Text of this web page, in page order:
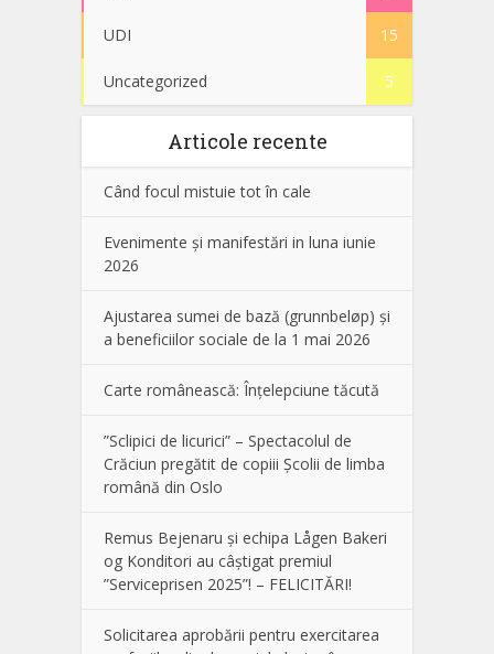
UDI 15
Uncategorized 5
Articole recente
Când focul mistuie tot în cale
Evenimente și manifestări in luna iunie
2026
Ajustarea sumei de bază (grunnbeløp) și
a beneficiilor sociale de la 1 mai 2026
Carte românească: Înțelepciune tăcută
”Sclipici de licurici” – Spectacolul de
Crăciun pregătit de copiii Școlii de limba
română din Oslo
Remus Bejenaru și echipa Lågen Bakeri
og Konditori au câștigat premiul
”Serviceprisen 2025”! – FELICITĂRI!
Solicitarea aprobării pentru exercitarea